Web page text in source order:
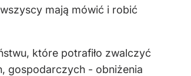
mają mówić i robić
które potrafiło zwalczyć
gospodarczych - obniżenia